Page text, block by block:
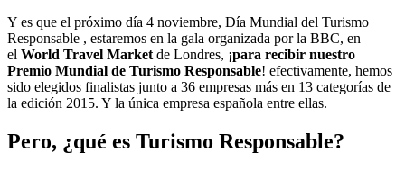
Y es que el próximo día 4 noviembre, Día Mundial del Turismo
Responsable , estaremos en la gala organizada por la BBC, en
el World Travel Market de Londres, ¡para recibir nuestro
Premio Mundial de Turismo Responsable! efectivamente, hemos
sido elegidos finalistas junto a 36 empresas más en 13 categorías de
la edición 2015. Y la única empresa española entre ellas.
Pero, ¿qué es Turismo Responsable?